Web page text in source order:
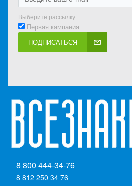
Выберите рассылку
Первая кампания
ПОДПИСАТЬСЯ
8 800 444-34-76
8 812 250 34 76